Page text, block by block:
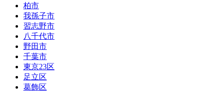
柏市
我孫子市
習志野市
八千代市
野田市
千葉市
東京23区
足立区
葛飾区